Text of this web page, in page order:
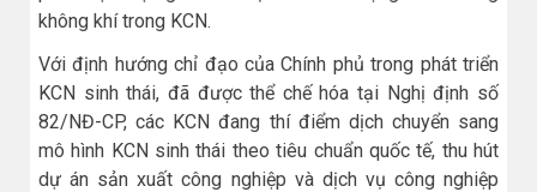
không khí trong KCN.
Với định hướng chỉ đạo của Chính phủ trong phát triển
KCN sinh thái, đã được thể chế hóa tại Nghị định số
82/NĐ-CP, các KCN đang thí điểm dịch chuyển sang
mô hình KCN sinh thái theo tiêu chuẩn quốc tế, thu hút
dự án sản xuất công nghiệp và dịch vụ công nghiệp